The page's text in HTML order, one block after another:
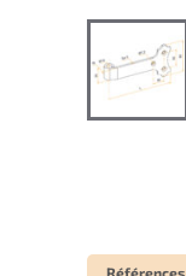
Références